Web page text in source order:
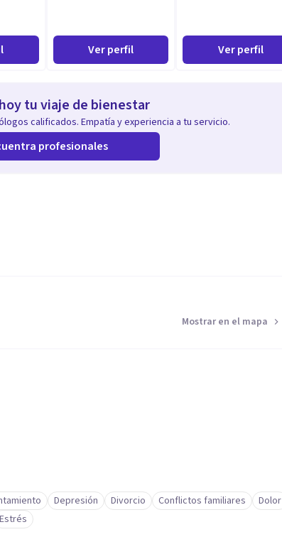
Ver perfil Ver perfil
tu viaje de bienestar
calificados. Empatía y experiencia a tu servicio.
profesionales
Mostrar en el mapa
Depresión Divorcio Conflictos familiares
Dolor
Estrés